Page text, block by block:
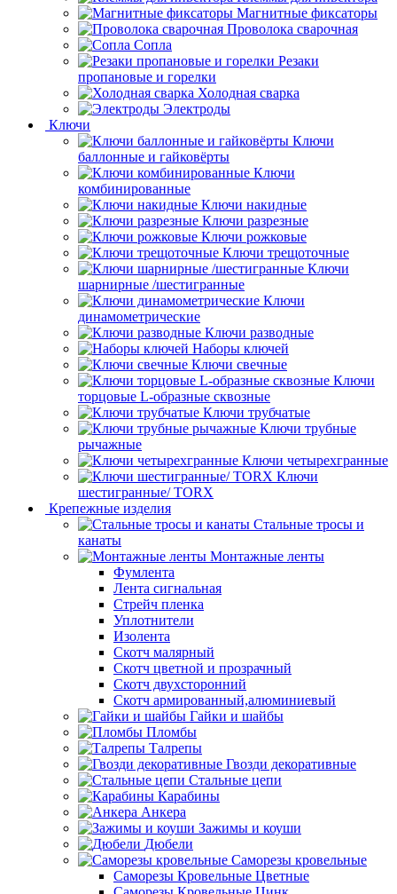
Магнитные фиксаторы
Проволока сварочная
Сопла
Резаки
пропановые и горелки
Холодная сварка
Электроды
Ключи
Ключи
баллонные и гайковёрты
Ключи
комбинированные
Ключи накидные
Ключи разрезные
Ключи рожковые
Ключи трещоточные
Ключи
шарнирные /шестигранные
Ключи
динамометрические
Ключи разводные
Наборы ключей
Ключи свечные
Ключи
торцовые L-образные сквозные
Ключи трубчатые
Ключи трубные
рычажные
Ключи четырехгранные
Ключи
шестигранные/ TORX
Крепежные изделия
Стальные тросы и
канаты
Монтажные ленты
Фумлента
Лента сигнальная
Стрейч пленка
Уплотнители
Изолента
Скотч малярный
Скотч цветной и прозрачный
Скотч двухсторонний
Скотч армированный,алюминиевый
Гайки и шайбы
Пломбы
Талрепы
Гвозди декоративные
Стальные цепи
Карабины
Анкера
Зажимы и коуши
Дюбели
Саморезы кровельные
Саморезы Кровельные Цветные